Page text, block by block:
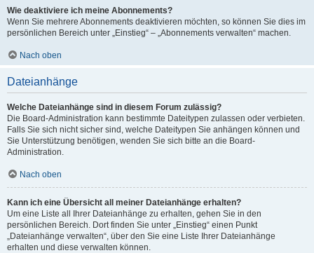
Wie deaktiviere ich meine Abonnements?
Wenn Sie mehrere Abonnements deaktivieren möchten, so können Sie dies im
persönlichen Bereich unter „Einstieg“ – „Abonnements verwalten“ machen.
Nach oben
Dateianhänge
Welche Dateianhänge sind in diesem Forum zulässig?
Die Board-Administration kann bestimmte Dateitypen zulassen oder verbieten.
Falls Sie sich nicht sicher sind, welche Dateitypen Sie anhängen können und
Sie Unterstützung benötigen, wenden Sie sich bitte an die Board-
Administration.
Nach oben
Kann ich eine Übersicht all meiner Dateianhänge erhalten?
Um eine Liste all Ihrer Dateianhänge zu erhalten, gehen Sie in den
persönlichen Bereich. Dort finden Sie unter „Einstieg“ einen Punkt
„Dateianhänge verwalten“, über den Sie eine Liste Ihrer Dateianhänge
erhalten und diese verwalten können.